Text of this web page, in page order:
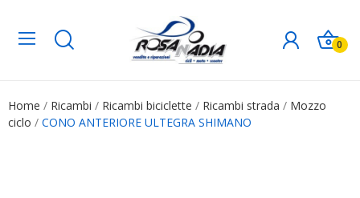
0
Home Ricambi Ricambi biciclette Ricambi strada
Mozzo
ciclo
CONO ANTERIORE ULTEGRA SHIMANO